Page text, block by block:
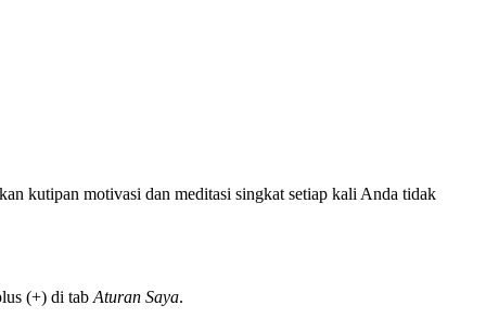
kutipan motivasi dan meditasi singkat setiap kali Anda tidak
(+) di tab Aturan Saya.